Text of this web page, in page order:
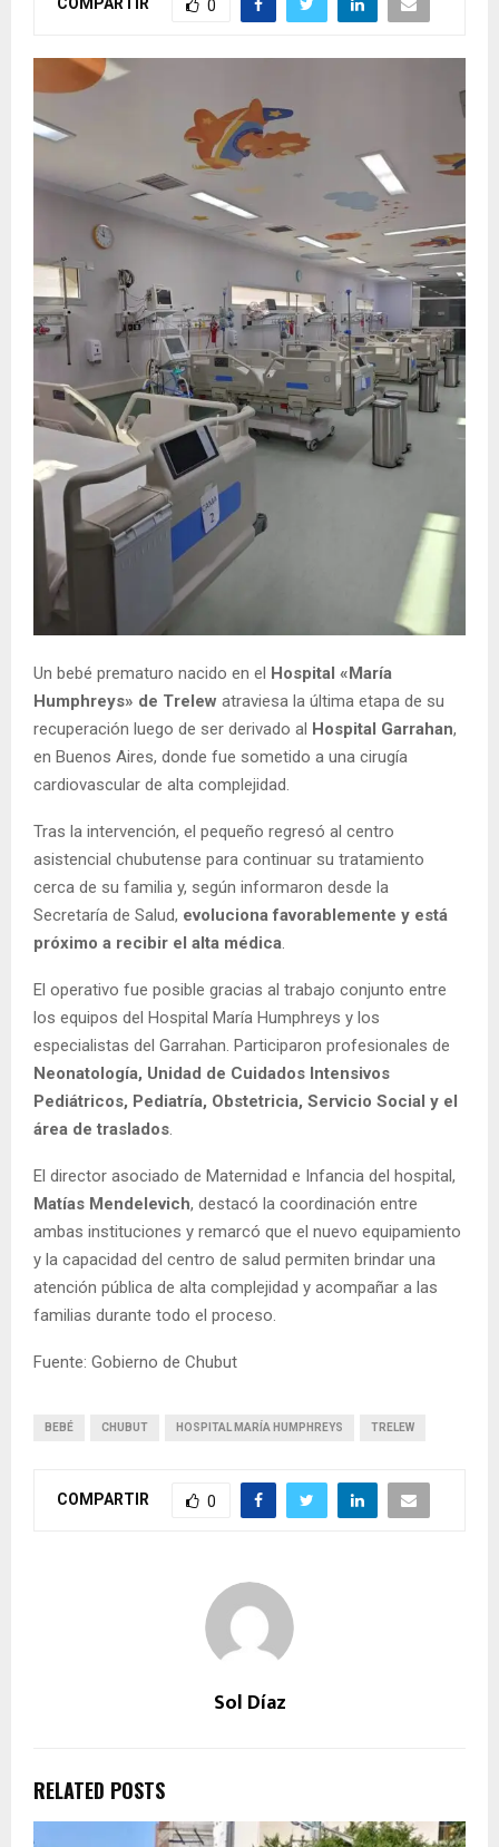
0
Un bebé prematuro nacido en el Hospital «María
Humphreys» de Trelew atraviesa la última etapa de su
recuperación luego de ser derivado al Hospital Garrahan,
en Buenos Aires, donde fue sometido a una cirugía
cardiovascular de alta complejidad.
Tras la intervención, el pequeño regresó al centro
asistencial chubutense para continuar su tratamiento
cerca de su familia y, según informaron desde la
Secretaría de Salud, evoluciona favorablemente y está
próximo a recibir el alta médica.
El operativo fue posible gracias al trabajo conjunto entre
los equipos del Hospital María Humphreys y los
especialistas del Garrahan. Participaron profesionales de
Neonatología, Unidad de Cuidados Intensivos
Pediátricos, Pediatría, Obstetricia, Servicio Social y el
área de traslados.
El director asociado de Maternidad e Infancia del hospital,
Matías Mendelevich, destacó la coordinación entre
ambas instituciones y remarcó que el nuevo equipamiento
y la capacidad del centro de salud permiten brindar una
atención pública de alta complejidad y acompañar a las
familias durante todo el proceso.
Fuente: Gobierno de Chubut
BEBÉ CHUBUT HOSPITAL MARÍA HUMPHREYS TRELEW
COMPARTIR 0
Sol Díaz
RELATED POSTS